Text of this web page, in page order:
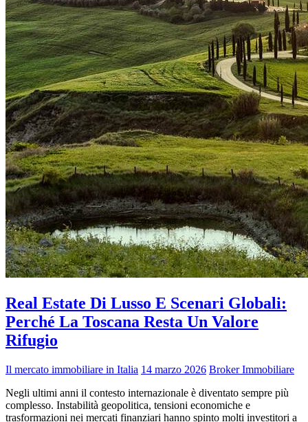
Real Estate Di Lusso E Scenari Globali:
Perché La Toscana Resta Un Valore
Rifugio
Il mercato immobiliare in Italia 14 marzo 2026 Broker Immobiliare
Negli ultimi anni il contesto internazionale è diventato sempre più
complesso. Instabilità geopolitica, tensioni economiche e
trasformazioni nei mercati finanziari hanno spinto molti investitori a